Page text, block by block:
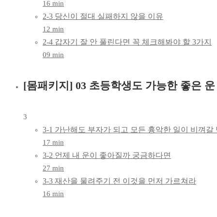
16 min
2-3 당신이 절대 실패하지 않을 이유
12 min
2-4 갑자기 잘 안 풀린다면 꼭 체크해봐야 할 3가지
09 min
[몸패키지] 03 초등학생도 가능한 좋은 운
3
3-1 가난해도 부자가 되고 모든 흉악한 일이 비껴갈
17 min
3-2 언제 내 운이 좋아질까 궁금하다면
27 min
3-3 재산을 물려주기 전 이것을 먼저 가르쳐라
16 min